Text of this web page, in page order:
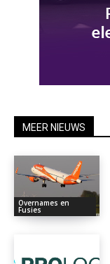
MEER NIEUWS
Overnames en
Fusies